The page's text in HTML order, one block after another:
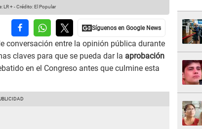
LR +-Crédito: El Popular
conversación entre la opinión pública durante
claves para que se pueda dar la aprobación
en el Congreso antes que culmine esta